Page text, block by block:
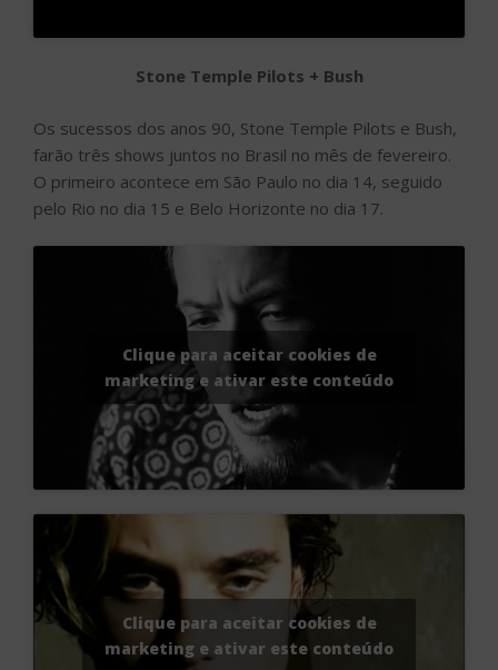
Stone Temple Pilots + Bush
Os sucessos dos anos 90, Stone Temple Pilots e Bush,
farão três shows juntos no Brasil no mês de fevereiro.
O primeiro acontece em São Paulo no dia 14, seguido
pelo Rio no dia 15 e Belo Horizonte no dia 17.
Clique para aceitar cookies de
marketing e ativar este conteúdo
Clique para aceitar cookies de
marketing e ativar este conteúdo